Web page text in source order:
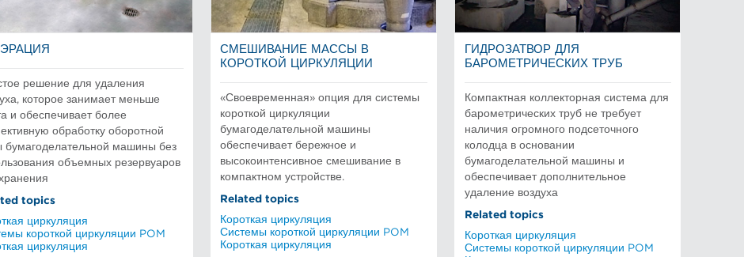
решение для удаления
которое занимает меньше
и обеспечивает более
обработку оборотной
бумагоделательной машины без
объемных резервуаров
topics
циркуляция
короткой циркуляции POM
циркуляция
СМЕШИВАНИЕ МАССЫ В
КОРОТКОЙ ЦИРКУЛЯЦИИ
«Своевременная» опция для системы
короткой циркуляции
бумагоделательной машины
обеспечивает бережное и
высокоинтенсивное смешивание в
компактном устройстве.
Related topics
Короткая циркуляция
Системы короткой циркуляции POM
Короткая циркуляция
ГИДРОЗАТВОР ДЛЯ
БАРОМЕТРИЧЕСКИХ ТРУБ
Компактная коллекторная система для
барометрических труб не требует
наличия огромного подсеточного
колодца в основании
бумагоделательной машины и
обеспечивает дополнительное
удаление воздуха
Related topics
Короткая циркуляция
Системы короткой циркуляции POM